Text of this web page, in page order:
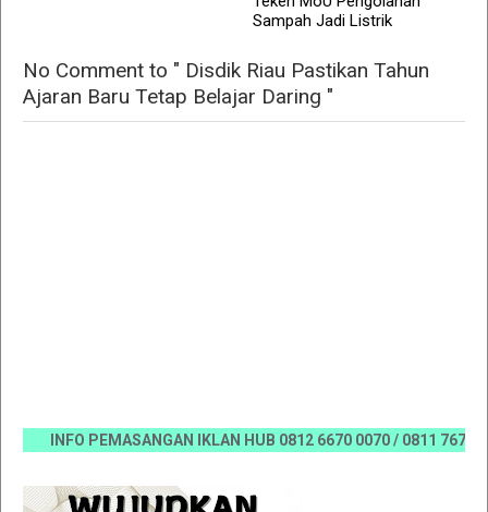
Sampah Jadi Listrik
No Comment to " Disdik Riau Pastikan Tahun
Ajaran Baru Tetap Belajar Daring "
INFO PEMASANGAN IKLAN HUB 0812 6670 0070 / 0811 7673